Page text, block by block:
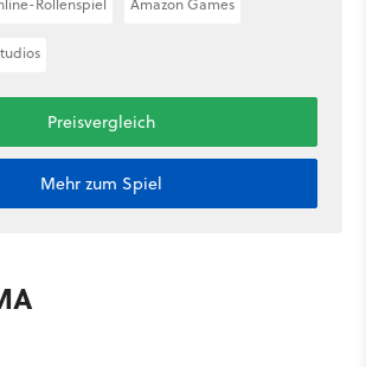
Rollenspiel Amazon Games
Preisvergleich
Mehr zum Spiel